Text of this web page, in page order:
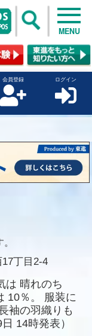
MENU
会員登録 ログイン
丁目2-4
は 晴れのち
10％。
服装に
袖の羽織りも
14時発表）